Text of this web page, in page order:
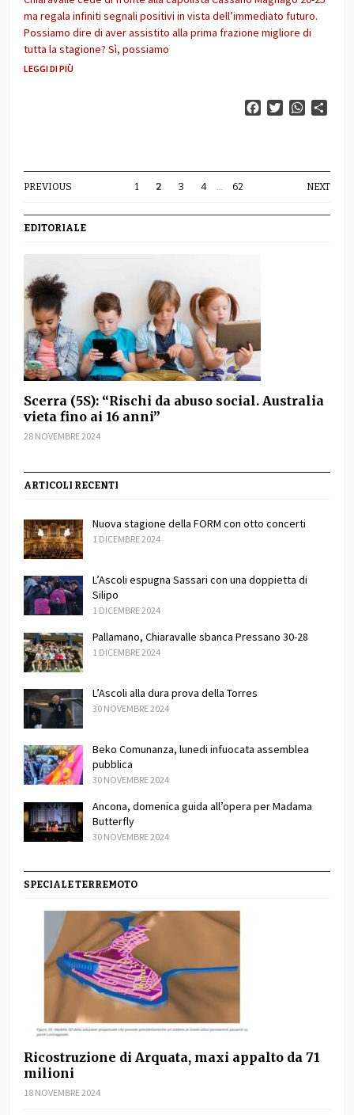
ma regala infiniti segnali positivi in vista dell’immediato futuro.
Possiamo dire di aver assistito alla prima frazione migliore di
tutta la stagione? Sì, possiamo
LEGGI DI PIÙ
FacebookTwitter
PREVIOUS 1 2 3 4 … 62 NEXT
EDITORIALE
Scerra (5S): “Rischi da abuso social. Australia
vieta fino ai 16 anni”
28 NOVEMBRE 2024
ARTICOLI RECENTI
Nuova stagione della FORM con otto concerti
1 DICEMBRE 2024
L’Ascoli espugna Sassari con una doppietta di
Silipo
1 DICEMBRE 2024
Pallamano, Chiaravalle sbanca Pressano 30-28
1 DICEMBRE 2024
L’Ascoli alla dura prova della Torres
30 NOVEMBRE 2024
Beko Comunanza, lunedi infuocata assemblea
pubblica
30 NOVEMBRE 2024
Ancona, domenica guida all’opera per Madama
Butterfly
30 NOVEMBRE 2024
SPECIALE TERREMOTO
Ricostruzione di Arquata, maxi appalto da 71
milioni
18 NOVEMBRE 2024